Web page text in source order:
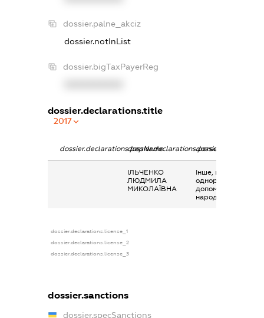
dossier.palne_akciz
dossier.notInList
dossier.bigTaxPayerReg
dossier.declarations.title
2017
dossier.declarations.pepNamedossier.declarations.personName
ІЛЬЧЕНКО
ЛЮДМИЛА
МИКОЛАЇВНА
Інше, щомісячна
одноразова
допомога при
народженні
dossier.declarations.license_1
dossier.declarations.license_2
dossier.declarations.license_3
dossier.sanctions
dossier.specSanctions